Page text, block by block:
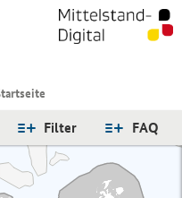
FAQ
Filter